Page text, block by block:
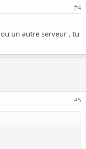
#4
un autre serveur , tu
#5